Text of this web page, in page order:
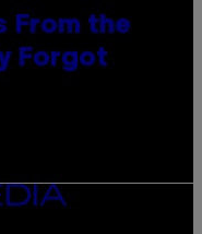
From the
Forgot